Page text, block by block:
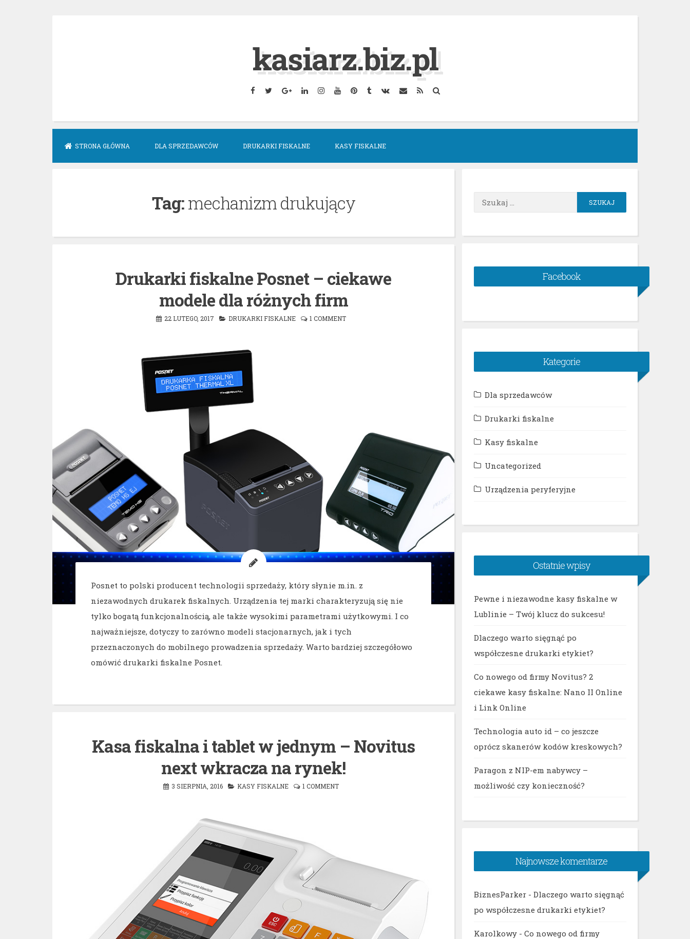
kasiarz.biz.pl
Facebook
TwitterGoogleLinkedinInstagram
YouTubePinterest
TumblrVK EmailRSS
STRONA GŁÓWNA DLA SPRZEDAWCÓW DRUKARKI FISKALNE KASY FISKALNE
Tag:mechanizm drukujący
Drukarki fiskalne Posnet – ciekawe
modele dla różnych firm
22 LUTEGO, 2017 DRUKARKI FISKALNE 1 COMMENT
Posnet to polski producent technologii sprzedaży, który słynie m.in. z
niezawodnych drukarek fiskalnych. Urządzenia tej marki charakteryzują się nie
tylko bogatą funkcjonalnością, ale także wysokimi parametrami użytkowymi. I co
najważniejsze, dotyczy to zarówno modeli stacjonarnych, jak i tych
przeznaczonych do mobilnego prowadzenia sprzedaży. Warto bardziej szczegółowo
omówić drukarki fiskalne Posnet.
Kasa fiskalna i tablet w jednym – Novitus
next wkracza na rynek!
3 SIERPNIA, 2016 KASY FISKALNE 1 COMMENT
Szukaj:
Facebook
Kategorie
Dla sprzedawców
Drukarki fiskalne
Kasy fiskalne
Uncategorized
Urządzenia peryferyjne
Ostatnie wpisy
Pewne i niezawodne kasy fiskalne w
Lublinie – Twój klucz do sukcesu!
Dlaczego warto sięgnąć po
współczesne drukarki etykiet?
Co nowego od firmy Novitus? 2
ciekawe kasy fiskalne: Nano II Online
i Link Online
Technologia auto id – co jeszcze
oprócz skanerów kodów kreskowych?
Paragon z NIP-em nabywcy –
możliwość czy konieczność?
Najnowsze komentarze
BiznesParker- Dlaczego warto sięgnąć
po współczesne drukarki etykiet?
Karolkowy- Co nowego od firmy